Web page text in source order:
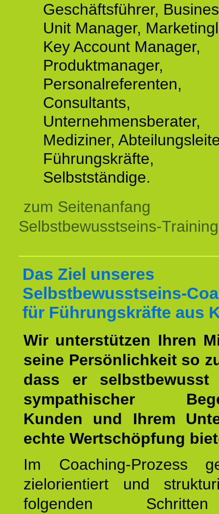
Geschäftsführer,
Unit Manager,
Key Account Manager,
Produktmanager,
Personalreferenten,
Consultants,
Unternehmensberater,
Mediziner,
Führungskräfte,
Selbstständige.
zum Seitenanfang
Selbstbewusstseins-
Das Ziel unseres
Selbstbewusstseins-
für Führungskräfte aus
Wir unterstützen Ihren
seine Persönlichkeit so
dass er
sympathischer
Kunden und Ihrem
echte Wertschöpfung
Im Coaching-Prozess
zielorientiert und
folgenden